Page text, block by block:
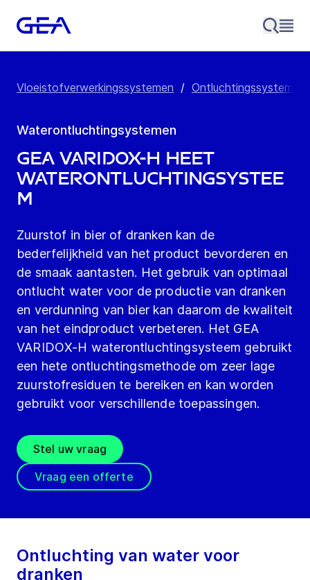
Vloeistofverwerkingssystemen / Ontluchtingssystemen
Waterontluchtingsystemen
GEA VARIDOX-H heet
waterontluchtingsystee
m
Zuurstof in bier of dranken kan de
bederfelijkheid van het product bevorderen en
de smaak aantasten. Het gebruik van optimaal
ontlucht water voor de productie van dranken
en verdunning van bier kan daarom de kwaliteit
van het eindproduct verbeteren. Het GEA
VARIDOX-H waterontluchtingsysteem gebruikt
een hete ontluchtingsmethode om zeer lage
zuurstofresiduen te bereiken en kan worden
gebruikt voor verschillende toepassingen.
Stel uw vraag
Vraag een offerte
Ontluchting van water voor
dranken